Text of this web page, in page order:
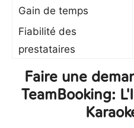
Gain de temps
Fiabilité des
prestataires
Faire une
TeamBooking: